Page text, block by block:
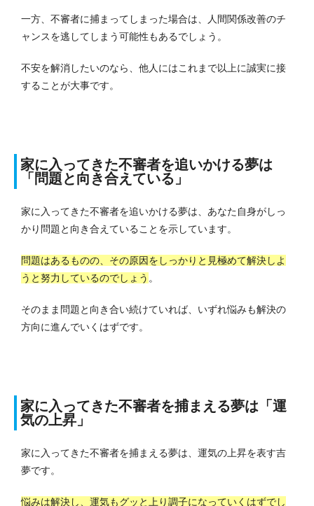
一方、不審者に捕まってしまった場合は、人間関係改善のチ
ャンスを逃してしまう可能性もあるでしょう。
不安を解消したいのなら、他人にはこれまで以上に誠実に接
することが大事です。
家に入ってきた不審者を追いかける夢は
「問題と向き合えている」
家に入ってきた不審者を追いかける夢は、あなた自身がしっ
かり問題と向き合えていることを示しています。
問題はあるものの、その原因をしっかりと見極めて解決しよ
うと努力しているのでしょう 。
そのまま問題と向き合い続けていれば、いずれ悩みも解決の
方向に進んでいくはずです。
家に入ってきた不審者を捕まえる夢は「運
気の上昇」
家に入ってきた不審者を捕まえる夢は、運気の上昇を表す吉
夢です。
悩みは解決し、運気もグッと上り調子になっていくはずでし